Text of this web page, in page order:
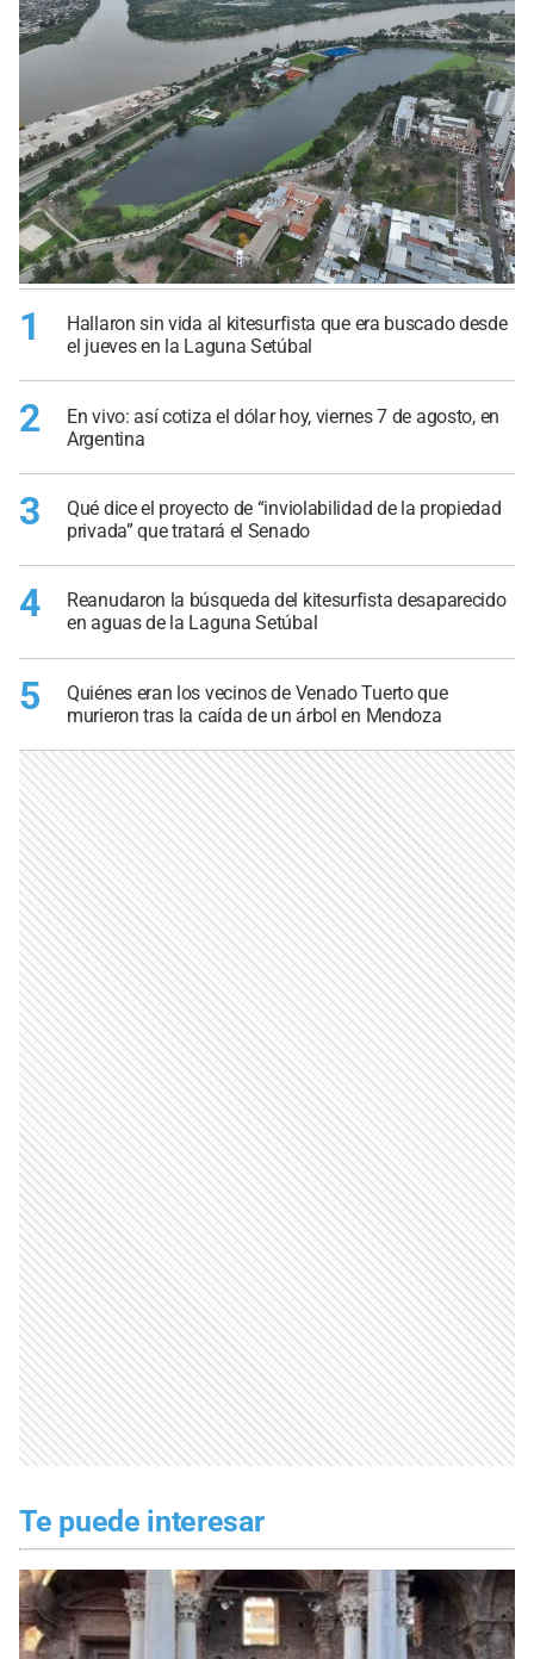
1
Hallaron sin vida al kitesurfista que era buscado desde
el jueves en la Laguna Setúbal
2
En vivo: así cotiza el dólar hoy, viernes 7 de agosto, en
Argentina
3
Qué dice el proyecto de “inviolabilidad de la propiedad
privada” que tratará el Senado
4
Reanudaron la búsqueda del kitesurfista desaparecido
en aguas de la Laguna Setúbal
5
Quiénes eran los vecinos de Venado Tuerto que
murieron tras la caída de un árbol en Mendoza
Te puede interesar